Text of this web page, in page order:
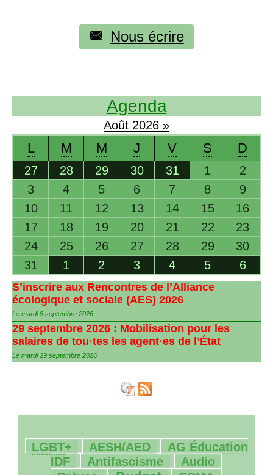
Nous écrire
Agenda
Août 2026 »
L M M J V S D
27 28 29 30 31 1
2
3
4 5 6 7 8
9
10
11 12 13 14 15
16
17
18 19 20 21 22
23
24
25 26 27 28 29
30
31
1 2 3 4 5 6
S’inscrire aux Rencontres de l’Alliance
écologique et sociale (AES) 2026
Le mardi 8 septembre 2026
29 septembre 2026 : Mobilisation pour les
salaires de tou·tes les agent·es de l’État
Le mardi 29 septembre 2026
45/2078
LGBT+
182/2078 AESH/AED
16/2078 AG Éducation
IDF
226/2078 Antifascisme
35/2078 Audio
35/2078